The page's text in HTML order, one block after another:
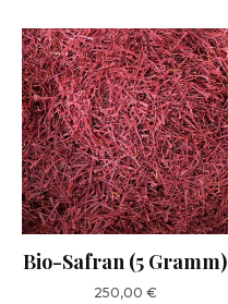
Bio-Safran (5 Gramm)
250,00 €